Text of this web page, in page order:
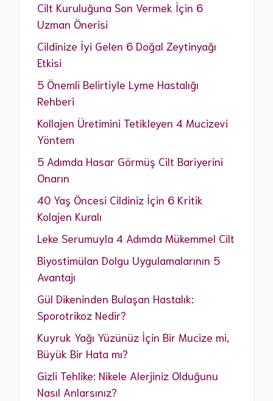
Cilt Kuruluğuna Son Vermek İçin 6
Uzman Önerisi
Cildinize İyi Gelen 6 Doğal Zeytinyağı
Etkisi
5 Önemli Belirtiyle Lyme Hastalığı
Rehberi
Kollajen Üretimini Tetikleyen 4 Mucizevi
Yöntem
5 Adımda Hasar Görmüş Cilt Bariyerini
Onarın
40 Yaş Öncesi Cildiniz İçin 6 Kritik
Kolajen Kuralı
Leke Serumuyla 4 Adımda Mükemmel Cilt
Biyostimülan Dolgu Uygulamalarının 5
Avantajı
Gül Dikeninden Bulaşan Hastalık:
Sporotrikoz Nedir?
Kuyruk Yağı Yüzünüz İçin Bir Mucize mi,
Büyük Bir Hata mı?
Gizli Tehlike: Nikele Alerjiniz Olduğunu
Nasıl Anlarsınız?